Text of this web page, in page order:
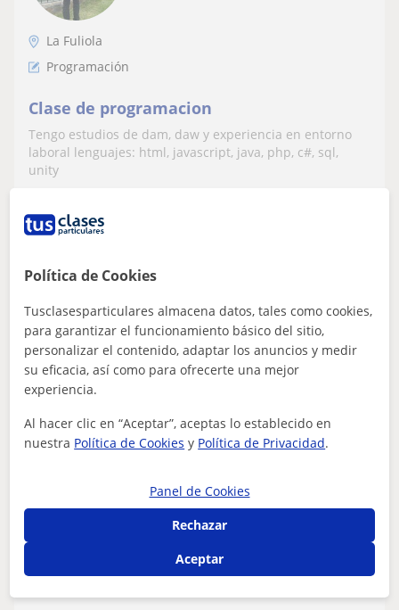
La Fuliola
Programación
Clase de programacion
Tengo estudios de dam, daw y experiencia en entorno
laboral lenguajes: html, javascript, java, php, c#, sql,
unity
10€/h
Júlia
Tornabous, Barbens, Castellse...
Profesora particular de diseño gráfico, con
2 años de experiencia.
¿Qué ofrezco en mis clases? - Clases Personalizadas:
Cada lección está adaptada a tus necesidades y nivel de
Política de Cookies
Tusclasesparticulares almacena datos, tales como cookies,
para garantizar el funcionamiento básico del sitio,
personalizar el contenido, adaptar los anuncios y medir
su eficacia, así como para ofrecerte una mejor
experiencia.
Al hacer clic en “Aceptar”, aceptas lo establecido en
nuestra Política de Cookies y Política de Privacidad.
Panel de Cookies
Rechazar
Aceptar